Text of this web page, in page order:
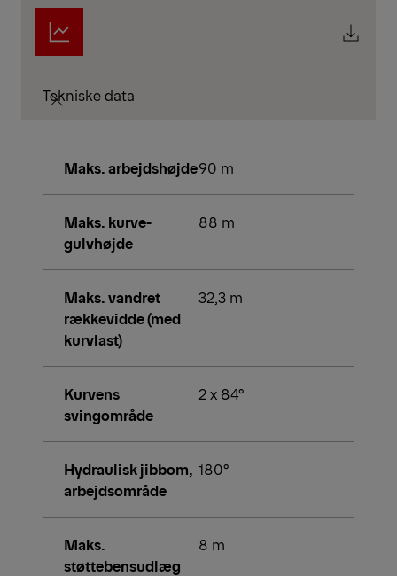
Tekniske data
Maks. arbejdshøjde90 m
Maks. kurve-
gulvhøjde
88 m
Maks. vandret
rækkevidde (med
kurvlast)
32,3 m
Kurvens
svingområde
2 x 84°
Hydraulisk jibbom,
arbejdsområde
180°
Maks.
støttebensudlæg
8 m